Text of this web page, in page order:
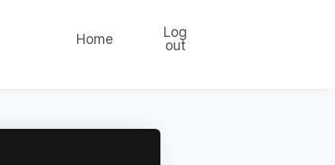
Home
Log
out